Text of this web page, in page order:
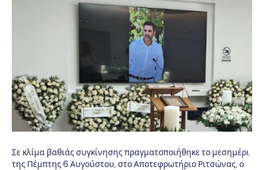
Σε κλίμα βαθιάς συγκίνησης πραγματοποιήθηκε το μεσημέρι
της Πέμπτης 6 Αυγούστου, στο Αποτεφρωτήριο Ριτσώνας, ο